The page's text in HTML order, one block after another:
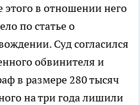
этого в отношении него
по статье о
Суд согласился
обвинителя и
в размере 280 тысяч
на три года лишили